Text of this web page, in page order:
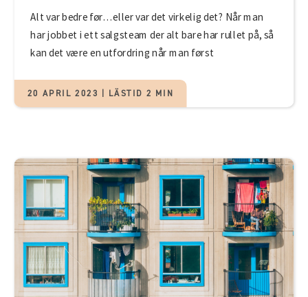
Alt var bedre før…eller var det virkelig det? Når man
har jobbet i ett salgsteam der alt bare har rullet på, så
kan det være en utfordring når man først
20 APRIL 2023 | LÄSTID 2 MIN